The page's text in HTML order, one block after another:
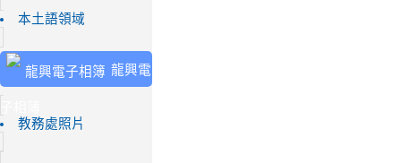
本土語領域
龍興電
教務處照片